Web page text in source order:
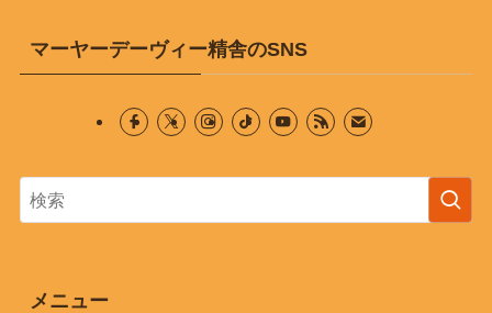
マーヤーデーヴィー精舎のSNS
メニュー